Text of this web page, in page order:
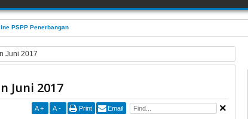
PSPP Penerbangan
Juni 2017
Juni 2017
A + A - Print Email